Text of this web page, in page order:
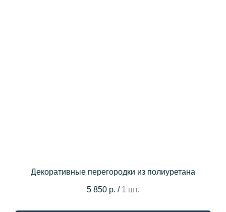
Декоративные перегородки из полиуретана
5 850 р. / 1 шт.